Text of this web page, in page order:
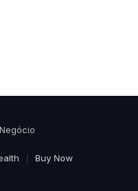
Buy Now